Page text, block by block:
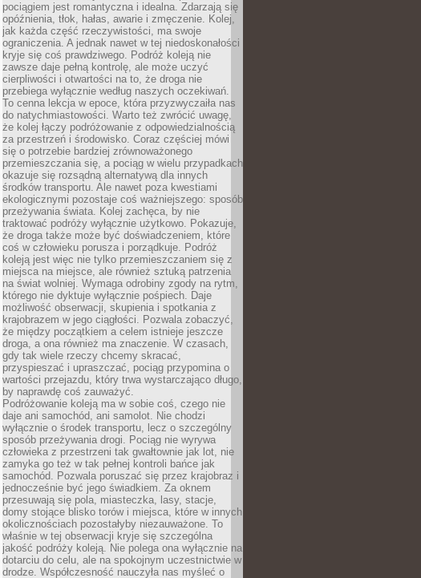
pociągiem jest romantyczna i idealna. Zdarzają się
opóźnienia, tłok, hałas, awarie i zmęczenie. Kolej,
jak każda część rzeczywistości, ma swoje
ograniczenia. A jednak nawet w tej niedoskonałości
kryje się coś prawdziwego. Podróż koleją nie
zawsze daje pełną kontrolę, ale może uczyć
cierpliwości i otwartości na to, że droga nie
przebiega wyłącznie według naszych oczekiwań.
To cenna lekcja w epoce, która przyzwyczaiła nas
do natychmiastowości. Warto też zwrócić uwagę,
że kolej łączy podróżowanie z odpowiedzialnością
za przestrzeń i środowisko. Coraz częściej mówi
się o potrzebie bardziej zrównoważonego
przemieszczania się, a pociąg w wielu przypadkach
okazuje się rozsądną alternatywą dla innych
środków transportu. Ale nawet poza kwestiami
ekologicznymi pozostaje coś ważniejszego: sposób
przeżywania świata. Kolej zachęca, by nie
traktować podróży wyłącznie użytkowo. Pokazuje,
że droga także może być doświadczeniem, które
coś w człowieku porusza i porządkuje. Podróż
koleją jest więc nie tylko przemieszczaniem się z
miejsca na miejsce, ale również sztuką patrzenia
na świat wolniej. Wymaga odrobiny zgody na rytm,
którego nie dyktuje wyłącznie pośpiech. Daje
możliwość obserwacji, skupienia i spotkania z
krajobrazem w jego ciągłości. Pozwala zobaczyć,
że między początkiem a celem istnieje jeszcze
droga, a ona również ma znaczenie. W czasach,
gdy tak wiele rzeczy chcemy skracać,
przyspieszać i upraszczać, pociąg przypomina o
wartości przejazdu, który trwa wystarczająco długo,
by naprawdę coś zauważyć.
Podróżowanie koleją ma w sobie coś, czego nie
daje ani samochód, ani samolot. Nie chodzi
wyłącznie o środek transportu, lecz o szczególny
sposób przeżywania drogi. Pociąg nie wyrywa
człowieka z przestrzeni tak gwałtownie jak lot, nie
zamyka go też w tak pełnej kontroli bańce jak
samochód. Pozwala poruszać się przez krajobraz i
jednocześnie być jego świadkiem. Za oknem
przesuwają się pola, miasteczka, lasy, stacje,
domy stojące blisko torów i miejsca, które w innych
okolicznościach pozostałyby niezauważone. To
właśnie w tej obserwacji kryje się szczególna
jakość podróży koleją. Nie polega ona wyłącznie na
dotarciu do celu, ale na spokojnym uczestnictwie w
drodze. Współczesność nauczyła nas myśleć o